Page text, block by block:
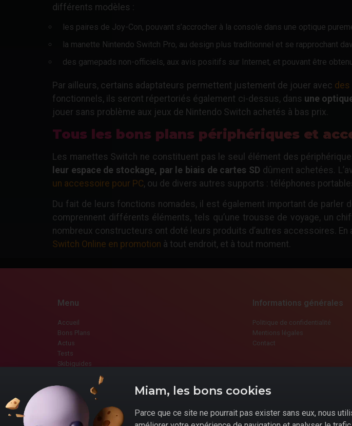
différents modèles :
les paires de Joy-Con, pouvant s’accrocher à la console dans une optique
la manette Nintendo Switch Pro, au design plus traditionnel et se rapprochant
des gamepads non-officiels, aux avis positifs sur Internet, et pouvant être
Par ailleurs, certains adaptateurs permettent justement de jouer avec des
fonctionnels, ils seront répertoriés également ci-dessus, dans une
jouer sans problème aux jeux de Nintendo Switch achetés à bas prix.
Tous les bons plans périphériques et
Les manettes Switch ne constituent pas le seul élément des
leur espace de stockage, par le biais de cartes SD dûment achetées.
un accessoire pour PC, ou de divers autres supports : téléphones
Du fait de leurs fonctions nomades, il est également important de parler
comprennent différents éléments, tels qu’une trousse de voyage, un
nombreux constructeurs ont doté leurs produits d’autres accessoires.
Switch Online en promotion à tout endroit, et à tout moment.
Menu
Accueil
Bons Plans
Actus
Tests
Skibiguides
Précommandes
Promo Marchands
Évènements promotionnels
Informations générales
Politique de confidentialité
Mentions légales
Contact
Miam, les bons cookies
Parce que ce site ne pourrait pas exister sans eux, nous